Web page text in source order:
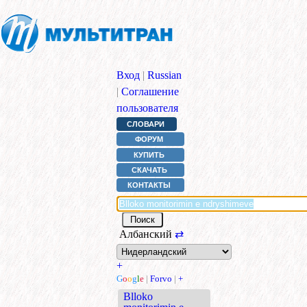
Вход | Russian
| Соглашение
пользователя
СЛОВАРИ
ФОРУМ
КУПИТЬ
СКАЧАТЬ
КОНТАКТЫ
Албанский ⇄
+
Google | Forvo | +
Blloko